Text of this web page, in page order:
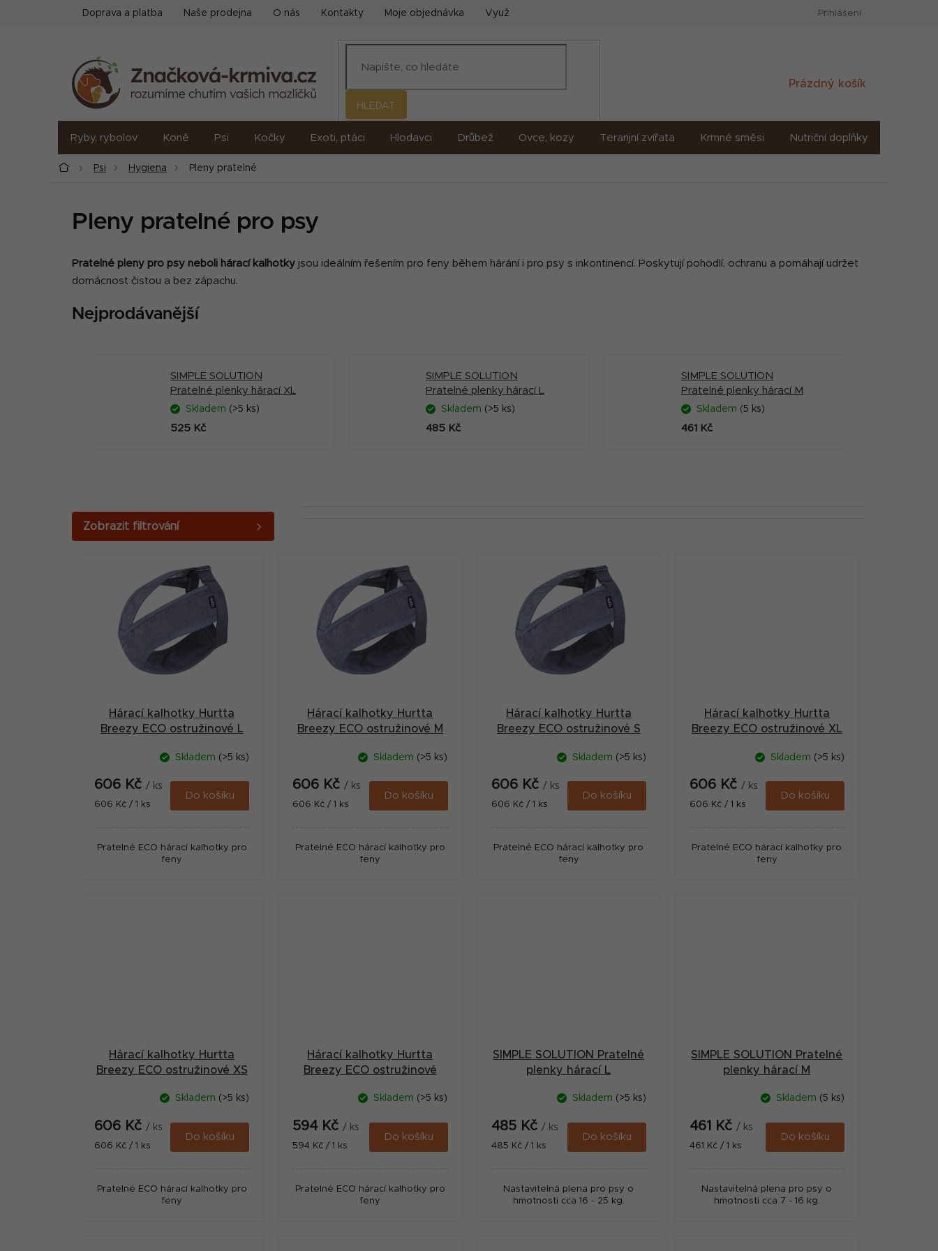
Doprava a platba Naše prodejna O nás Kontakty Moje objednávka Využití umělé inteligence (AI) Přihlášení
HLEDAT
Nákupní
Prázdný košík
Ryby, rybolov Koně Psi Kočky Exoti, ptáci Hlodavci Drůbež Ovce, kozy Terarijní zvířata Krmné směsi Nutriční doplňky
DomůPsi Hygiena Pleny pratelné
Pleny pratelné pro psy
Pratelné pleny pro psy neboli hárací kalhotky jsou ideálním řešením pro feny během hárání i pro psy s inkontinencí. Poskytují pohodlí, ochranu a pomáhají udržet
domácnost čistou a bez zápachu.
Nejprodávanější
SIMPLE SOLUTION
Pratelné plenky hárací XL
Skladem (>5 ks)
525 Kč
SIMPLE SOLUTION
Pratelné plenky hárací L
Skladem (>5 ks)
485 Kč
SIMPLE SOLUTION
Pratelné plenky hárací M
Skladem (5 ks)
461 Kč
o
Hárací kalhotky Hurtta
Breezy ECO ostružinové L
Skladem (>5 ks)
606 Kč / ks
Měrná
606 Kč / 1 ks
Do košíku
Pratelné ECO hárací kalhotky pro
feny
Hárací kalhotky Hurtta
Breezy ECO ostružinové M
Skladem (>5 ks)
606 Kč/ ks
Měrná
606 Kč / 1 ks
Do košíku
Pratelné ECO hárací kalhotky pro
feny
Hárací kalhotky Hurtta
Breezy ECO ostružinové S
Skladem (>5 ks)
606 Kč / ks
Měrná
606 Kč / 1 ks
Do košíku
Pratelné ECO hárací kalhotky pro
feny
Hárací kalhotky Hurtta
Breezy ECO ostružinové XL
Skladem (>5 ks)
606 Kč / ks
Měrná
606 Kč / 1 ks
Do košíku
Pratelné ECO hárací kalhotky pro
feny
Hárací kalhotky Hurtta
Breezy ECO ostružinové XS
Skladem (>5 ks)
606 Kč / ks
Měrná
606 Kč / 1 ks
Do košíku
Pratelné ECO hárací kalhotky pro
feny
Hárací kalhotky Hurtta
Breezy ECO ostružinové
Skladem (>5 ks)
594 Kč / ks
Měrná
594 Kč / 1 ks
Do košíku
Pratelné ECO hárací kalhotky pro
feny
SIMPLE SOLUTION Pratelné
plenky hárací L
Skladem (>5 ks)
485 Kč / ks
Měrná
485 Kč / 1 ks
Do košíku
Nastavitelná plena pro psy o
hmotnosti cca 16 - 25 kg.
SIMPLE SOLUTION Pratelné
plenky hárací M
Skladem (5 ks)
461 Kč / ks
Měrná
461 Kč / 1 ks
Do košíku
Nastavitelná plena pro psy o
hmotnosti cca 7 - 16 kg.